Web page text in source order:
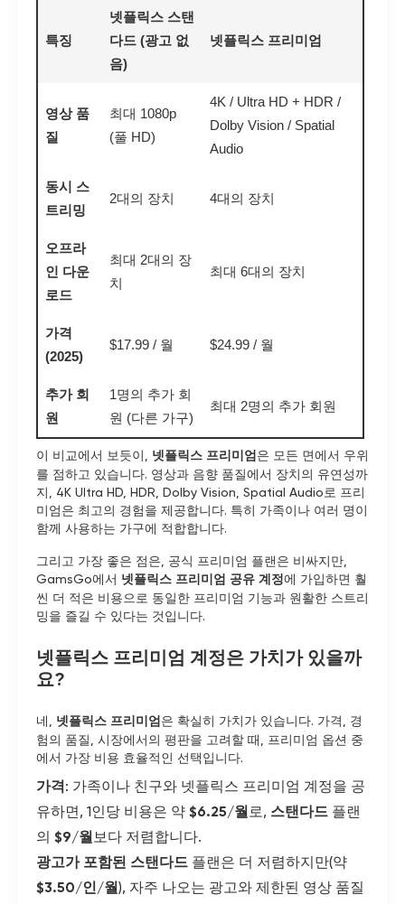
특징
넷플릭스 스탠
다드 (광고 없
음)
넷플릭스 프리미엄
영상 품
질
최대 1080p
(풀 HD)
4K / Ultra HD + HDR /
Dolby Vision / Spatial
Audio
동시 스
트리밍
2대의 장치 4대의 장치
오프라
인 다운
로드
최대 2대의 장
치
최대 6대의 장치
가격
(2025)
$17.99 / 월 $24.99 / 월
추가 회
원
1명의 추가 회
원 (다른 가구)
최대 2명의 추가 회원
이 비교에서 보듯이, 넷플릭스 프리미엄 은 모든 면에서 우위
를 점하고 있습니다. 영상과 음향 품질에서 장치의 유연성까
지, 4K Ultra HD, HDR, Dolby Vision, Spatial Audio로 프리
미엄은 최고의 경험을 제공합니다. 특히 가족이나 여러 명이
함께 사용하는 가구에 적합합니다.
그리고 가장 좋은 점은, 공식 프리미엄 플랜은 비싸지만,
GamsGo에서 넷플릭스 프리미엄 공유 계정에 가입하면 훨
씬 더 적은 비용으로 동일한 프리미엄 기능과 원활한 스트리
밍을 즐길 수 있다는 것입니다.
넷플릭스 프리미엄 계정은 가치가 있을까
요?
네, 넷플릭스 프리미엄 은 확실히 가치가 있습니다. 가격, 경
험의 품질, 시장에서의 평판을 고려할 때, 프리미엄 옵션 중
에서 가장 비용 효율적인 선택입니다.
가격: 가족이나 친구와 넷플릭스 프리미엄 계정을 공
유하면, 1인당 비용은 약 $6.25/월로, 스탠다드 플랜
의 $9/월보다 저렴합니다.
광고가 포함된 스탠다드 플랜은 더 저렴하지만(약
$3.50/인/월), 자주 나오는 광고와 제한된 영상 품질